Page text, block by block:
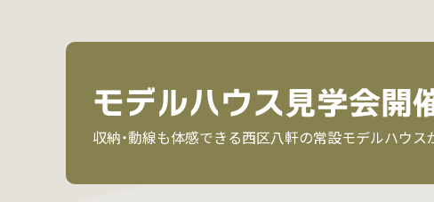
モデルハウス見学会開
収納・動線も体感できる西区八軒の常設モデルハウス